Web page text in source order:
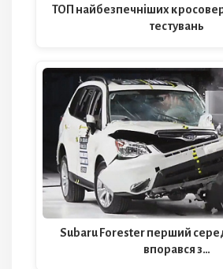
ТОП найбезпечніших
тестувань
Subaru Forester перший
впорався з…